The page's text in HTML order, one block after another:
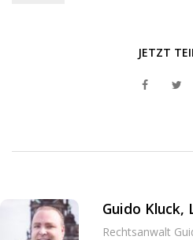
JETZT
Guido Kluck,
Rechtsanwalt